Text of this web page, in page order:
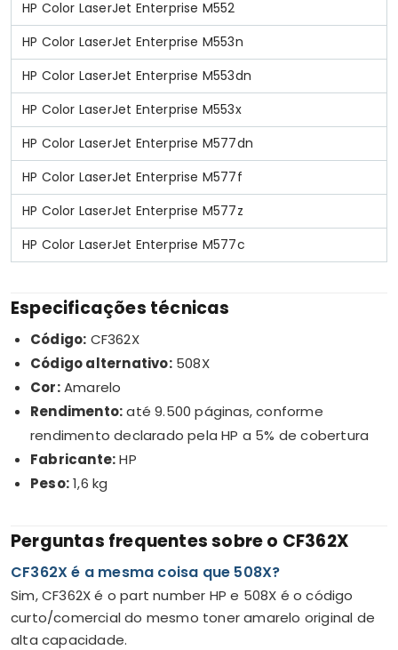
HP Color LaserJet Enterprise M552
HP Color LaserJet Enterprise M553n
HP Color LaserJet Enterprise M553dn
HP Color LaserJet Enterprise M553x
HP Color LaserJet Enterprise M577dn
HP Color LaserJet Enterprise M577f
HP Color LaserJet Enterprise M577z
HP Color LaserJet Enterprise M577c
Especificações técnicas
Código: CF362X
Código alternativo:508X
Cor:Amarelo
Rendimento:até 9.500 páginas, conforme
rendimento declarado pela HP a 5% de cobertura
Fabricante:HP
Peso:1,6 kg
Perguntas frequentes sobre o CF362X
CF362X é a mesma coisa que 508X?
Sim, CF362X é o part number HP e 508X é o código
curto/comercial do mesmo toner amarelo original de
alta capacidade.